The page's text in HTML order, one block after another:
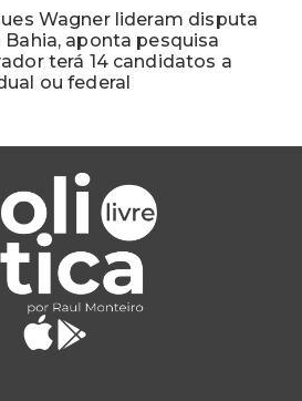
Wagner lideram disputa
Bahia, aponta pesquisa
terá 14 candidatos a
ou federal